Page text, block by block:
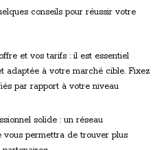
conseils pour réussir votre
et vos tarifs : il est essentiel
adaptée à votre marché cible. Fixez
par rapport à votre niveau
solide : un réseau
vous permettra de trouver plus